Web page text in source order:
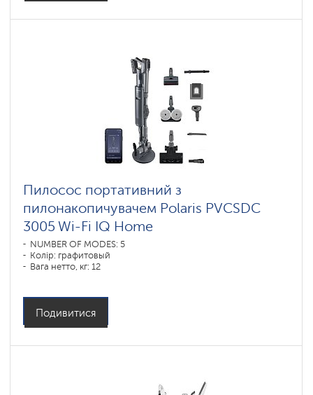
Пилосос портативний з
пилонакопичувачем Polaris PVCSDC
3005 Wi-Fi IQ Home
NUMBER OF MODES: 5
Колір: графитовый
Вага нетто, кг: 12
Подивитися